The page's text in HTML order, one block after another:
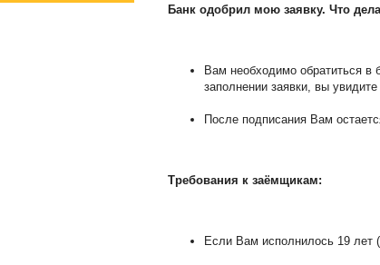
Банк одобрил мою заявку. Что
Вам необходимо обратиться
заполнении заявки, вы
После подписания Вам
Требования к заёмщикам:
Если Вам исполнилось 19